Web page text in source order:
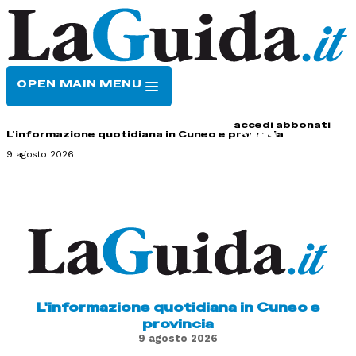
OPEN MAIN MENU
accedi abbonati
L'informazione quotidiana in Cuneo e provincia
9 agosto 2026
L'informazione quotidiana in Cuneo e
provincia
9 agosto 2026